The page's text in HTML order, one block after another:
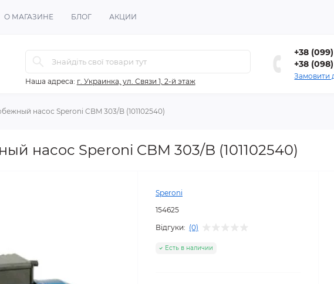
О МАГАЗИНЕ БЛОГ АКЦИИ
Наша адреса: г. Украинка, ул. Связи 1, 2-й этаж
+38
+38
Замовити
насос Speroni CBM 303/B (101102540)
насос Speroni CBM 303/B (101102540)
Speroni
154625
Відгуки: (0)
Есть в наличии